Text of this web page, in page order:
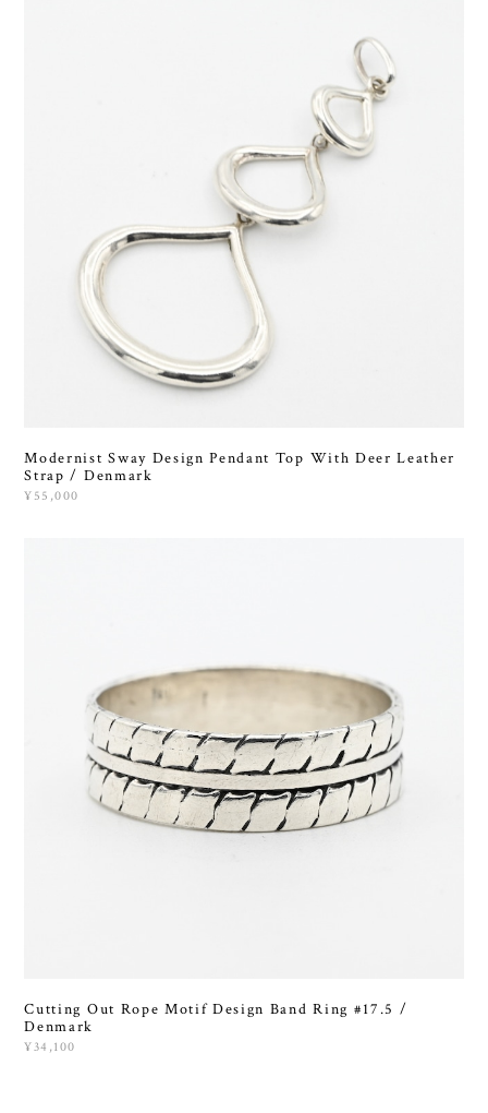
Modernist Sway Design Pendant Top With Deer Leather
Strap / Denmark
¥55,000
Cutting Out Rope Motif Design Band Ring #17.5 /
Denmark
¥34,100